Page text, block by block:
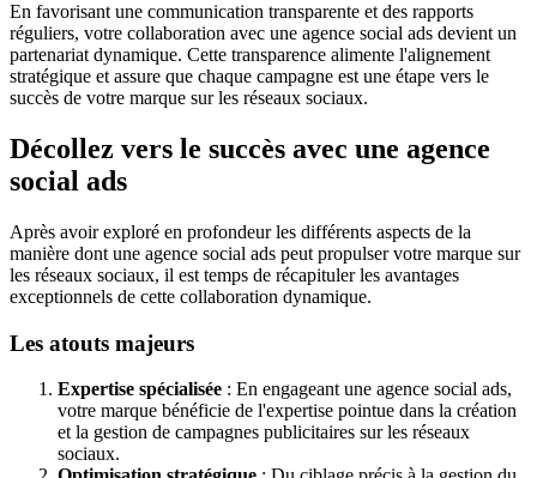
En favorisant une communication transparente et des rapports
réguliers, votre collaboration avec une agence social ads devient un
partenariat dynamique. Cette transparence alimente l'alignement
stratégique et assure que chaque campagne est une étape vers le
succès de votre marque sur les réseaux sociaux.
Décollez vers le succès avec une agence
social ads
Après avoir exploré en profondeur les différents aspects de la
manière dont une agence social ads peut propulser votre marque sur
les réseaux sociaux, il est temps de récapituler les avantages
exceptionnels de cette collaboration dynamique.
Les atouts majeurs
Expertise spécialisée : En engageant une agence social ads,
votre marque bénéficie de l'expertise pointue dans la création
et la gestion de campagnes publicitaires sur les réseaux
sociaux.